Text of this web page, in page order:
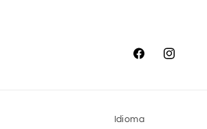
FacebookInstagram
Idioma